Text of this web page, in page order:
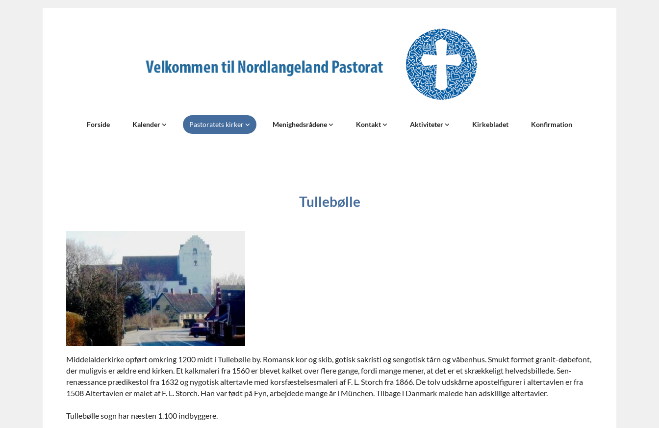
Forside Kalender Pastoratets kirker Menighedsrådene Kontakt Aktiviteter Kirkebladet Konfirmation
Tullebølle
Middelalderkirke opført omkring 1200 midt i Tullebølle by. Romansk kor og skib, gotisk sakristi og sengotisk tårn og våbenhus. Smukt formet granit-døbefont,
der muligvis er ældre end kirken. Et kalkmaleri fra 1560 er blevet kalket over flere gange, fordi mange mener, at det er et skrækkeligt helvedsbillede. Sen-
renæssance prædikestol fra 1632 og nygotisk altertavle med korsfæstelsesmaleri af F. L. Storch fra 1866. De tolv udskårne apostelfigurer i altertavlen er fra
1508 Altertavlen er malet af F. L. Storch. Han var født på Fyn, arbejdede mange år i München. Tilbage i Danmark malede han adskillige altertavler.
Tullebølle sogn har næsten 1.100 indbyggere.